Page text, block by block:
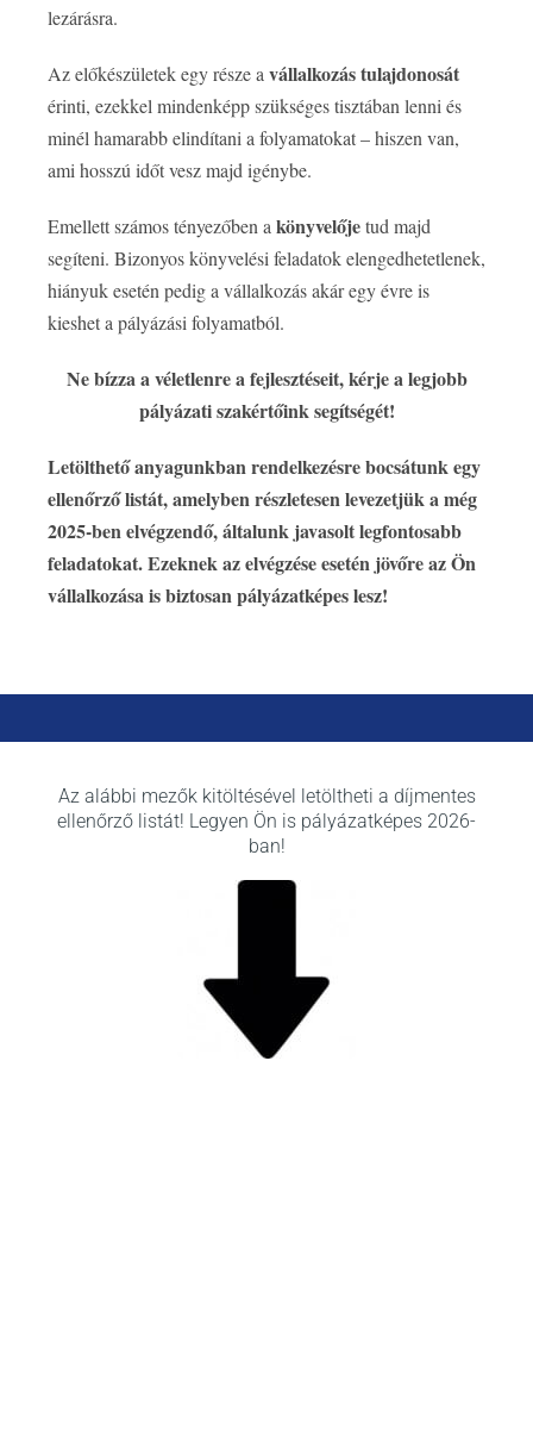
lezárásra.
Az előkészületek egy része a vállalkozás tulajdonosát
érinti, ezekkel mindenképp szükséges tisztában lenni és
minél hamarabb elindítani a folyamatokat – hiszen van,
ami hosszú időt vesz majd igénybe.
Emellett számos tényezőben a könyvelőjetud majd
segíteni. Bizonyos könyvelési feladatok elengedhetetlenek,
hiányuk esetén pedig a vállalkozás akár egy évre is
kieshet a pályázási folyamatból.
Ne bízza a véletlenre a fejlesztéseit, kérje a legjobb
pályázati szakértőink segítségét!
Letölthető anyagunkban rendelkezésre bocsátunk egy
ellenőrző listát, amelyben részletesen levezetjük a még
2025-ben elvégzendő, általunk javasolt legfontosabb
feladatokat. Ezeknek az elvégzése esetén jövőre az Ön
vállalkozása is biztosan pályázatképes lesz!
Az alábbi mezők kitöltésével letöltheti a díjmentes
ellenőrző listát! Legyen Ön is pályázatképes 2026-
ban!